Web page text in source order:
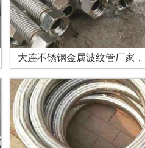
大连不锈钢金属波纹管厂家